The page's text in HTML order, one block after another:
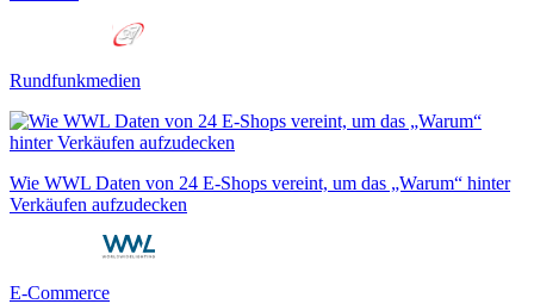
Rundfunkmedien
Wie WWL Daten von 24 E-Shops vereint, um das „Warum“ hinter
Verkäufen aufzudecken
E-Commerce